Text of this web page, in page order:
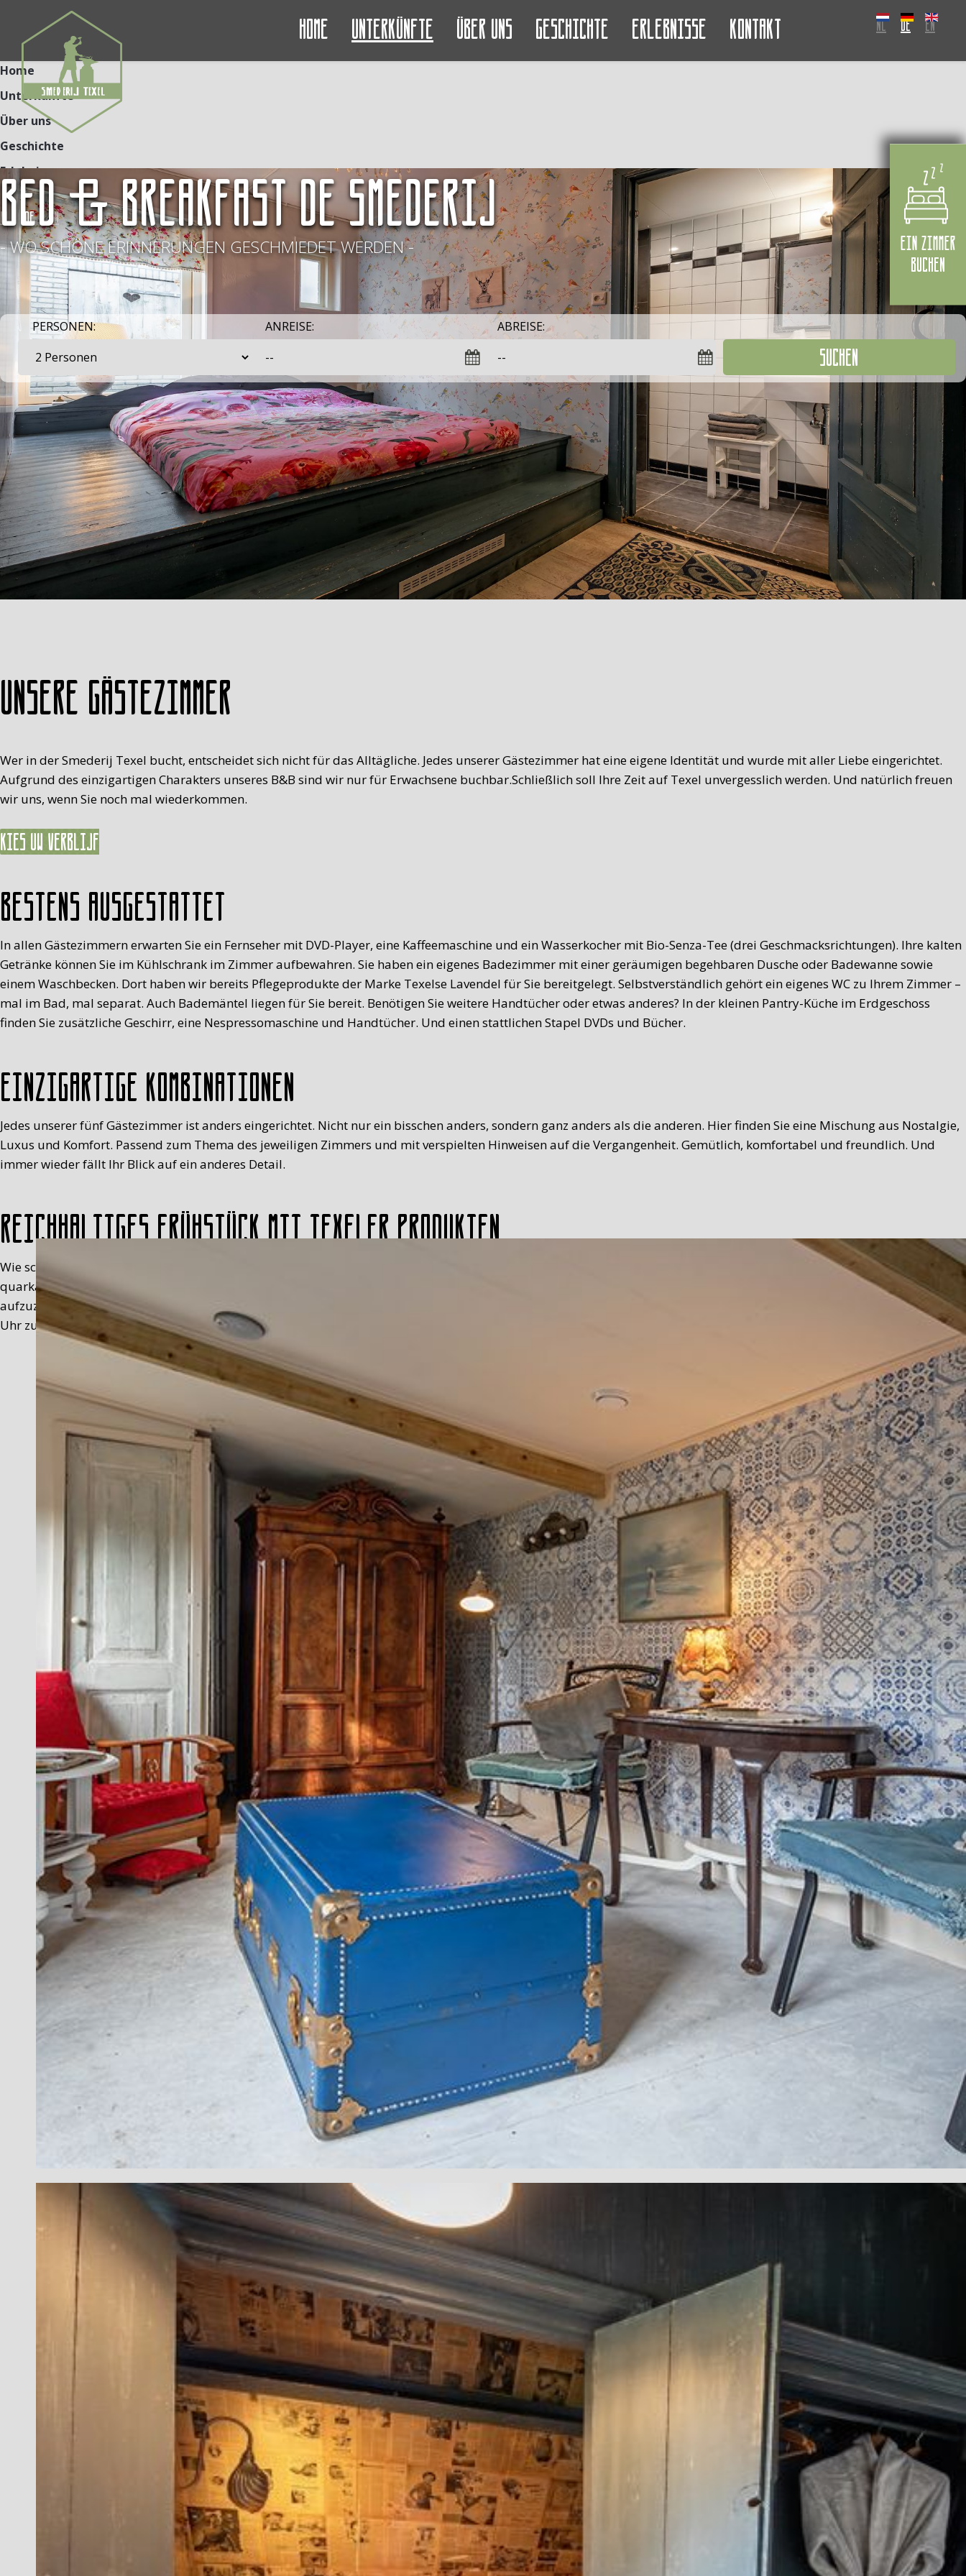
Home Unterkünfte Über uns Geschichte Erlebnisse Kontakt NL DE EN
Home
Unterkünfte
Über uns
Geschichte
Erlebnisse
Kontakt
NL DE EN
BED & BREAKFAST De Smederij
- WO SCHÖNE ERINNERUNGEN GESCHMIEDET WERDEN -
PERSONEN: ANREISE: ABREISE:
SUCHEN
Unsere Gästezimmer
Wer in der Smederij Texel bucht, entscheidet sich nicht für das Alltägliche. Jedes unserer Gästezimmer hat eine eigene Identität und wurde mit aller Liebe eingerichtet.
Aufgrund des einzigartigen Charakters unseres B&B sind wir nur für Erwachsene buchbar.Schließlich soll Ihre Zeit auf Texel unvergesslich werden. Und natürlich freuen
wir uns, wenn Sie noch mal wiederkommen.
Kies uw verblijf
Bestens ausgestattet
In allen Gästezimmern erwarten Sie ein Fernseher mit DVD-Player, eine Kaffeemaschine und ein Wasserkocher mit Bio-Senza-Tee (drei Geschmacksrichtungen). Ihre kalten
Getränke können Sie im Kühlschrank im Zimmer aufbewahren. Sie haben ein eigenes Badezimmer mit einer geräumigen begehbaren Dusche oder Badewanne sowie
einem Waschbecken. Dort haben wir bereits Pflegeprodukte der Marke Texelse Lavendel für Sie bereitgelegt. Selbstverständlich gehört ein eigenes WC zu Ihrem Zimmer –
mal im Bad, mal separat. Auch Bademäntel liegen für Sie bereit. Benötigen Sie weitere Handtücher oder etwas anderes? In der kleinen Pantry-Küche im Erdgeschoss
finden Sie zusätzliche Geschirr, eine Nespressomaschine und Handtücher. Und einen stattlichen Stapel DVDs und Bücher.
Einzigartige Kombinationen
Jedes unserer fünf Gästezimmer ist anders eingerichtet. Nicht nur ein bisschen anders, sondern ganz anders als die anderen. Hier finden Sie eine Mischung aus Nostalgie,
Luxus und Komfort. Passend zum Thema des jeweiligen Zimmers und mit verspielten Hinweisen auf die Vergangenheit. Gemütlich, komfortabel und freundlich. Und
immer wieder fällt Ihr Blick auf ein anderes Detail.
Reichhaltiges Frühstück mit Texeler Produkten
Wie schon gesagt: „Standardmäßig“ liegt uns nicht so. Unser Frühstück ist reichhaltig und kommt mit einem Texeler Touch. Brot, hausgemachter Hangop (eine
quarkähnliche Milchspeise), duftende Scones aus dem Backofen, frischer Saft, Milch, Ei (mit Mützchen!), Obst, Fleischaufschnitt, süßer Brotaufstrich ... zu viel, um
aufzuzählen. Wo immer möglich, verwenden wir Texeler Produkte. Wir servieren Ihnen das Frühstück in einem Picknickkorb auf Ihrem Zimmer, zwischen 8.30 und 9.30
Uhr zur von Ihnen gewünschten Uhrzeit. Bei schönem Wetter können Sie Ihr Frühstück natürlich auch im Garten einnehmen.